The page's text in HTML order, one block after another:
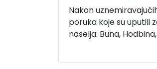
Nakon
poruka koje su uputili
naselja: Buna,